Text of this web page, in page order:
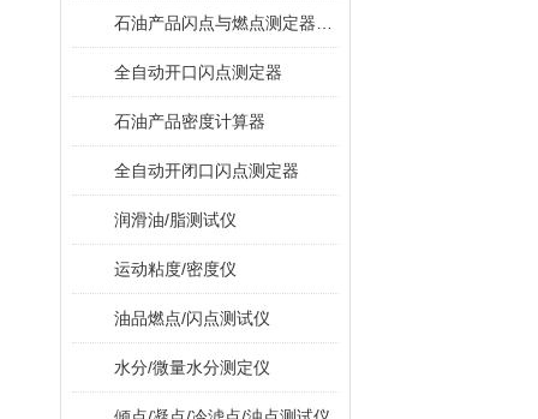
全自动开口闪点测定器
石油产品密度计算器
全自动开闭口闪点测定器
润滑油/脂测试仪
运动粘度/密度仪
油品燃点/闪点测试仪
水分/微量水分测定仪